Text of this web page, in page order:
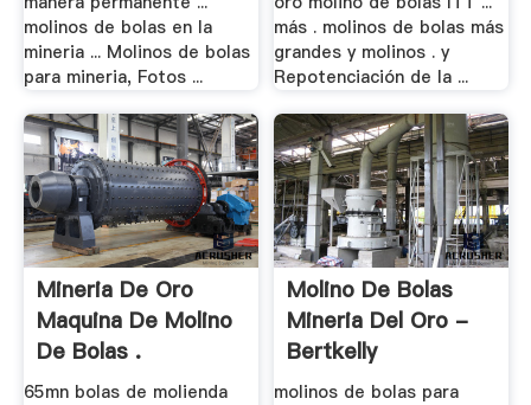
molinos de bolas en la
mineria ... Molinos de bolas
para mineria, Fotos ...
más . molinos de bolas más
grandes y molinos . y
Repotenciación de la ...
Mineria De Oro
Maquina De Molino
De Bolas .
65mn bolas de molienda
Molino De Bolas
Mineria Del Oro -
Bertkelly
molinos de bolas para